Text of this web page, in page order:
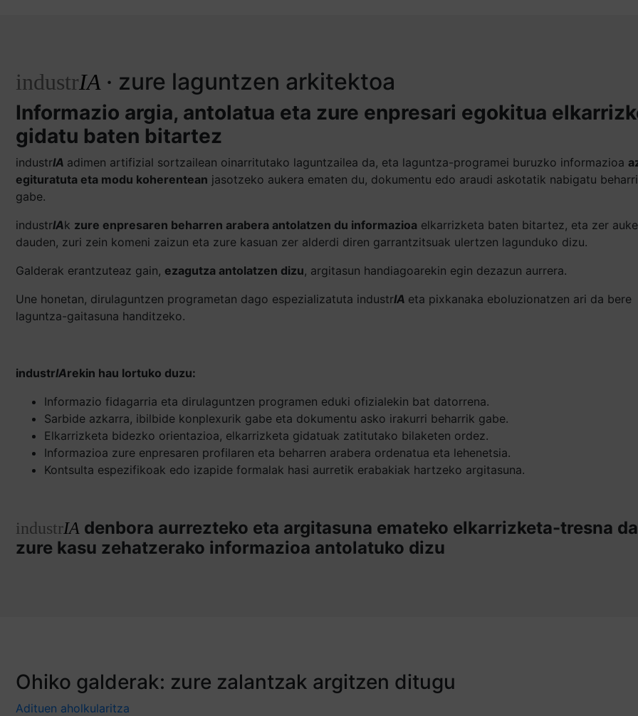
industrIA · zure laguntzen arkitektoa
Informazio argia, antolatua eta zure enpresari egokitua
gidatu baten bitartez
industrIA adimen artifizial sortzailean oinarritutako laguntzailea da, eta laguntza-programei buruzko informazioa
egituratuta eta modu koherentean jasotzeko aukera ematen du, dokumentu edo araudi askotatik nabigatu
gabe.
industrIAk zure enpresaren beharren arabera antolatzen du informazioa elkarrizketa baten bitartez, eta zer
dauden, zuri zein komeni zaizun eta zure kasuan zer alderdi diren garrantzitsuak ulertzen lagunduko dizu.
Galderak erantzuteaz gain, ezagutza antolatzen dizu, argitasun handiagoarekin egin dezazun aurrera.
Une honetan, dirulaguntzen programetan dago espezializatuta industrIA eta pixkanaka eboluzionatzen ari da bere
laguntza-gaitasuna handitzeko.
industrIArekin hau lortuko duzu:
Informazio fidagarria eta dirulaguntzen programen eduki ofizialekin bat datorrena.
Sarbide azkarra, ibilbide konplexurik gabe eta dokumentu asko irakurri beharrik gabe.
Elkarrizketa bidezko orientazioa, elkarrizketa gidatuak zatitutako bilaketen ordez.
Informazioa zure enpresaren profilaren eta beharren arabera ordenatua eta lehenetsia.
Kontsulta espezifikoak edo izapide formalak hasi aurretik erabakiak hartzeko argitasuna.
industrIA denbora aurrezteko eta argitasuna emateko elkarrizketa-tresna
zure kasu zehatzerako informazioa antolatuko dizu
Ohiko galderak: zure zalantzak argitzen ditugu
Adituen aholkularitza